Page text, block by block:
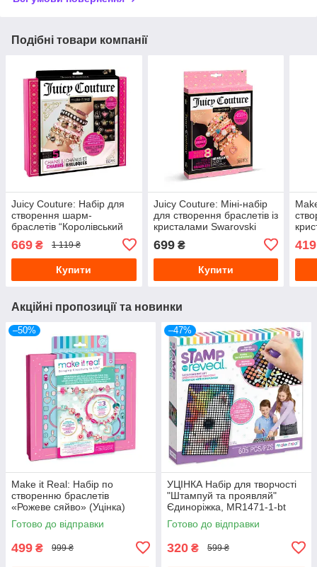
Подібні товари компанії
Juicy Couture: Набір для
створення шарм-
браслетів “Королівський
шарм”, (УЦІНКА) MR4404-
bt
669 ₴ 1 119 ₴
Купити
Juicy Couture: Міні-набір
для створення браслетів із
кристалами Swarovski
MR4432
699₴
Купити
419
Акційні пропозиції та новинки
–50%
Make it Real: Набір по
створенню браслетів
«Рожеве сяйво» (Уцінка)
Готово до відправки
499 ₴ 999 ₴
–47%
УЦІНКА Набір для творчості
"Штампуй та проявляй"
Єдиноріжка, MR1471-1-bt
Готово до відправки
320 ₴ 599 ₴